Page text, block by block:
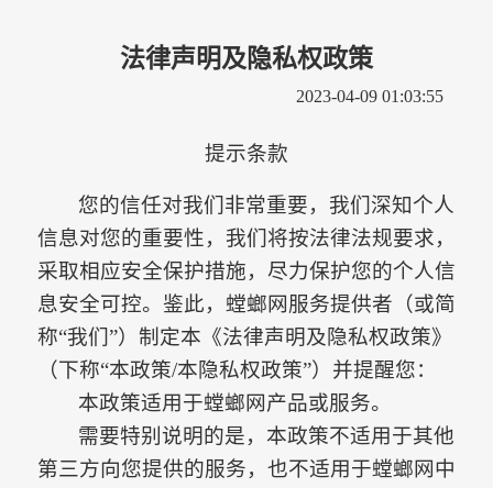
法律声明及隐私权政策
2023-04-09 01:03:55
提示条款
您的信任对我们非常重要，我们深知个人
信息对您的重要性，我们将按法律法规要求，
采取相应安全保护措施，尽力保护您的个人信
息安全可控。鉴此，螳螂网服务提供者（或简
称“我们”）制定本《法律声明及隐私权政策》
（下称“本政策/本隐私权政策”）并提醒您：
本政策适用于螳螂网产品或服务。
需要特别说明的是， 本政策不适用于其他
第三方向您提供的服务，也不适用于螳螂网中